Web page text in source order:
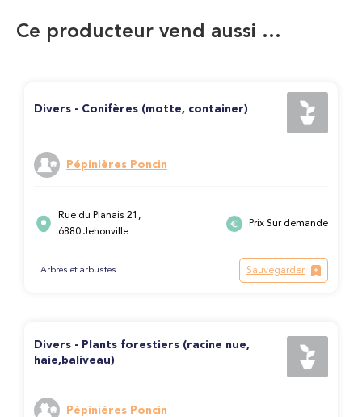
Ce producteur vend aussi …
Divers - Conifères (motte, container)
Pépinières Poncin
Rue du Planais 21,
6880 Jehonville
Prix Sur demande
Arbres et arbustes Sauvegarder
Divers - Plants forestiers (racine nue,
haie,baliveau)
Pépinières Poncin